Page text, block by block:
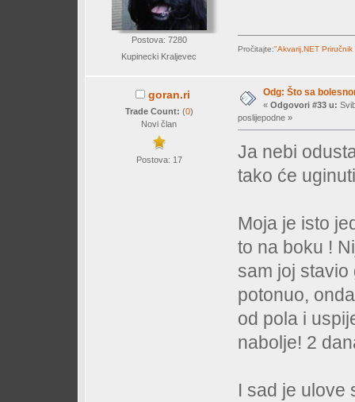
Postova: 7280
Kupinecki Kraljevec
Pročitajte:"Akvarij.NET
goran.ri
Trade Count: (0)
Novi član
Postova: 17
Odg: Što sa
« Odgovori #33 u:
poslijepodne »
Ja nebi
tako će
Moja je isto
to na boku !
sam joj
potonuo,
od pola i
nabolje! 2
I sad je ulove